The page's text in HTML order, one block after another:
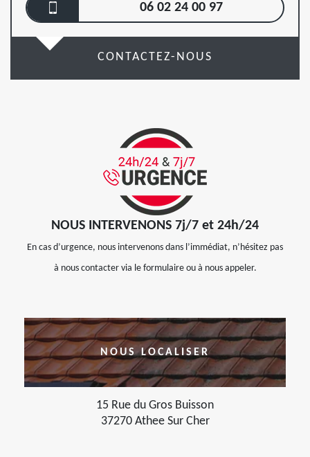
06 02 24 00 97
CONTACTEZ-NOUS
NOUS INTERVENONS 7j/7 et 24h/24
En cas d’urgence, nous intervenons dans l’immédiat, n’hésitez pas
à nous contacter via le formulaire ou à nous appeler.
NOUS LOCALISER
15 Rue du Gros Buisson
37270 Athee Sur Cher